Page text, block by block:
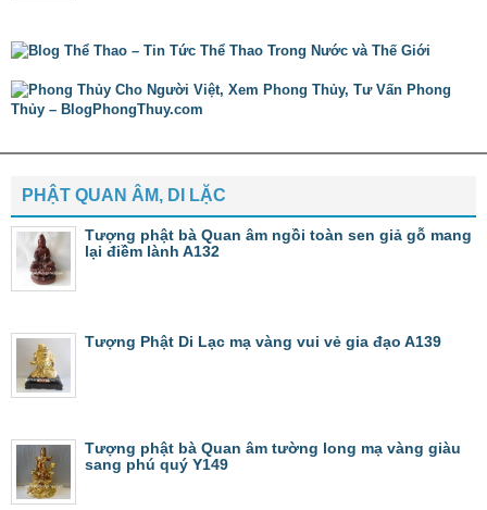
PHẬT QUAN ÂM, DI LẶC
Tượng phật bà Quan âm ngồi toàn sen giả gỗ mang
lại điềm lành A132
Tượng Phật Di Lạc mạ vàng vui vẻ gia đạo A139
Tượng phật bà Quan âm tường long mạ vàng giàu
sang phú quý Y149